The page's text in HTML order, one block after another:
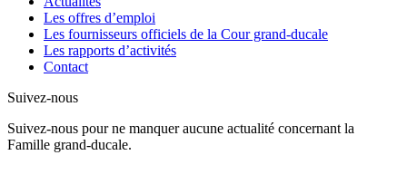
Les offres d’emploi
Les fournisseurs officiels de la Cour grand-ducale
Les rapports d’activités
Contact
Suivez-nous
Suivez-nous pour ne manquer aucune actualité concernant la
Famille grand-ducale.